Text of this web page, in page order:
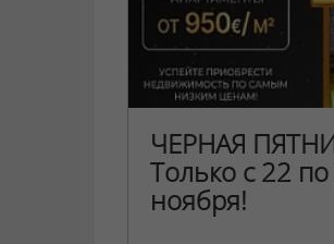
ЧЕРНАЯ
Только с 22
ноября!